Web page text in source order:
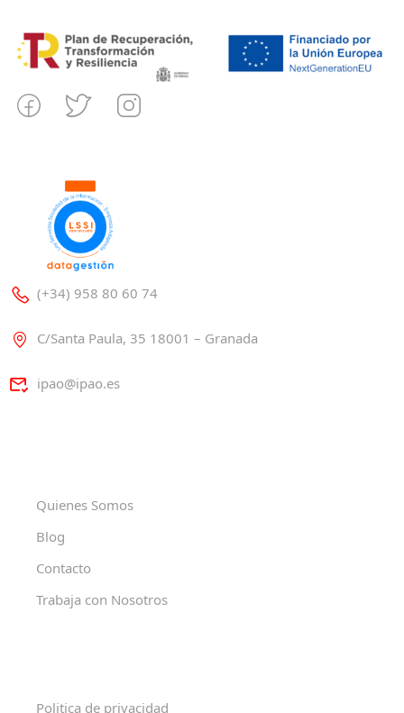
(+34) 958 80 60 74
C/Santa Paula, 35 18001 – Granada
ipao@ipao.es
Quienes Somos
Blog
Contacto
Trabaja con Nosotros
Politica de privacidad